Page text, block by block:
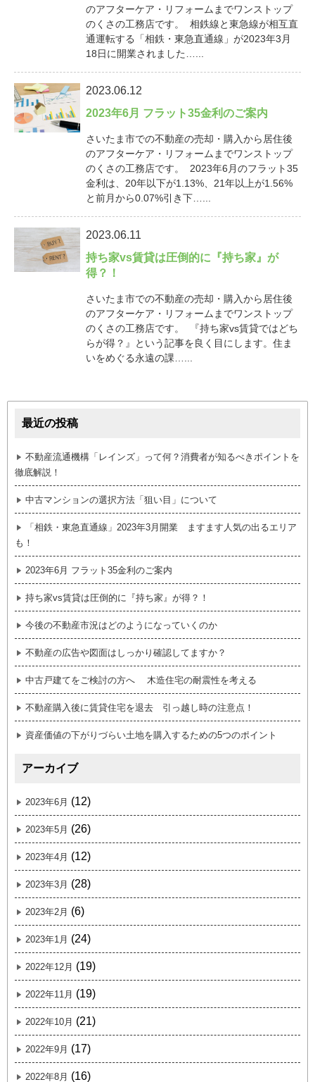
のアフターケア・リフォームまでワンストップ
のくさの工務店です。 相鉄線と東急線が相互直
通運転する「相鉄・東急直通線」が2023年3月
18日に開業されました…...
2023.06.12
2023年6月 フラット35金利のご案内
さいたま市での不動産の売却・購入から居住後
のアフターケア・リフォームまでワンストップ
のくさの工務店です。 2023年6月のフラット35
金利は、20年以下が1.13%、21年以上が1.56%
と前月から0.07%引き下…...
2023.06.11
持ち家vs賃貸は圧倒的に『持ち家』が
得？！
さいたま市での不動産の売却・購入から居住後
のアフターケア・リフォームまでワンストップ
のくさの工務店です。 『持ち家vs賃貸ではどち
らが得？』という記事を良く目にします。住ま
いをめぐる永遠の課…...
最近の投稿
不動産流通機構「レインズ」って何？消費者が知るべきポイントを
徹底解説！
中古マンションの選択方法「狙い目」について
「相鉄・東急直通線」2023年3月開業 ますます人気の出るエリア
も！
2023年6月 フラット35金利のご案内
持ち家vs賃貸は圧倒的に『持ち家』が得？！
今後の不動産市況はどのようになっていくのか
不動産の広告や図面はしっかり確認してますか？
中古戸建てをご検討の方へ 木造住宅の耐震性を考える
不動産購入後に賃貸住宅を退去 引っ越し時の注意点！
資産価値の下がりづらい土地を購入するための5つのポイント
アーカイブ
2023年6月 (12)
2023年5月 (26)
2023年4月 (12)
2023年3月 (28)
2023年2月 (6)
2023年1月 (24)
2022年12月 (19)
2022年11月 (19)
2022年10月 (21)
2022年9月 (17)
2022年8月 (16)